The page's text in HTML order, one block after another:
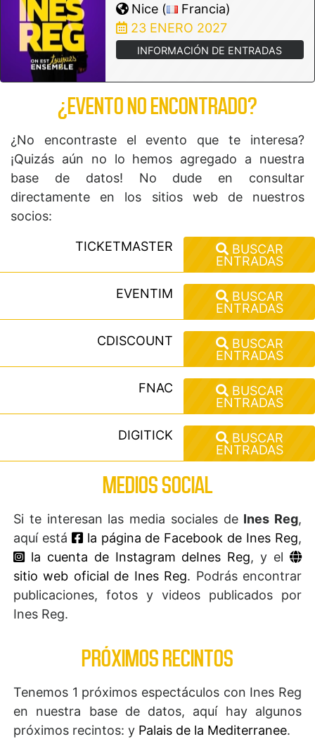
Nice (
Francia)
23 ENERO 2027
INFORMACIÓN DE ENTRADAS
¿EVENTO NO ENCONTRADO?
¿No encontraste el evento que te interesa?
¡Quizás aún no lo hemos agregado a nuestra
base de datos! No dude en consultar
directamente en los sitios web de nuestros
socios:
TICKETMASTER
BUSCAR
ENTRADAS
EVENTIM
BUSCAR
ENTRADAS
CDISCOUNT
BUSCAR
ENTRADAS
FNAC
BUSCAR
ENTRADAS
DIGITICK
BUSCAR
ENTRADAS
MEDIOS SOCIAL
Si te interesan las media sociales de Ines Reg,
aquí está
la página de Facebook de Ines Reg,
la cuenta de Instagram deInes Reg, y el
sitio web oficial de Ines Reg. Podrás encontrar
publicaciones, fotos y videos publicados por
Ines Reg.
PRÓXIMOS RECINTOS
Tenemos 1 próximos espectáculos con Ines Reg
en nuestra base de datos, aquí hay algunos
próximos recintos: y Palais de la Mediterranee.